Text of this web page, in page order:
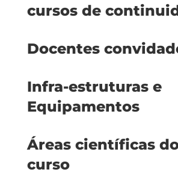
cursos de
Docentes
Infra-estruturas e
Equipamentos
Áreas científicas
curso